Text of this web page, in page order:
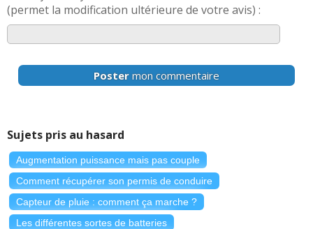
(permet la modification ultérieure de votre avis) :
Poster mon commentaire
Sujets pris au hasard
Augmentation puissance mais pas couple
Comment récupérer son permis de conduire
Capteur de pluie : comment ça marche ?
Les différentes sortes de batteries